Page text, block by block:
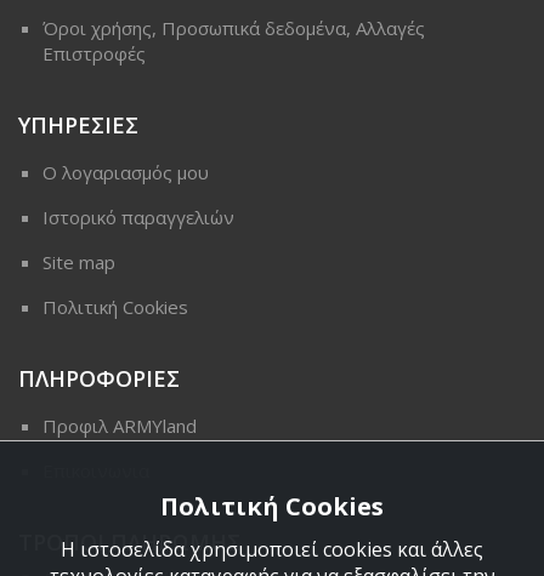
Όροι χρήσης, Προσωπικά δεδομένα, Αλλαγές
Επιστροφές
ΥΠΗΡΕΣΙΕΣ
Ο λογαριασμός μου
Ιστορικό παραγγελιών
Site map
Πολιτική Cookies
ΠΛΗΡΟΦΟΡΙΕΣ
Προφιλ ARMYland
ΤΡΟΠΟΙ ΠΛΗΡΩΜΗΣ
Πολιτική Cookies
Η ιστοσελίδα χρησιμοποιεί cookies και άλλες